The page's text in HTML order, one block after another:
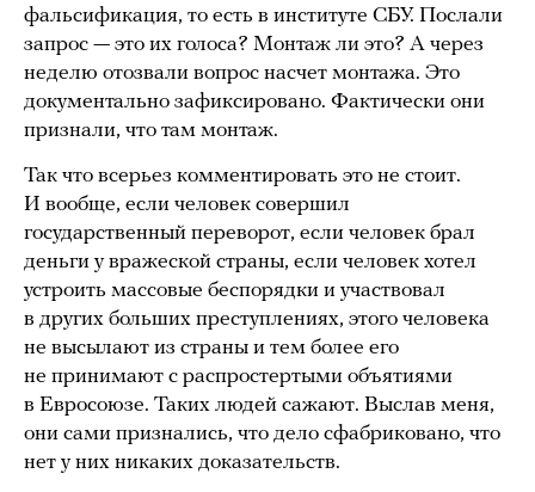
фальсификация, то есть в институте СБУ. Послали
запрос — это их голоса? Монтаж ли это? А через
неделю отозвали вопрос насчет монтажа. Это
документально зафиксировано. Фактически они
признали, что там монтаж.
Так что всерьез комментировать это не стоит.
И вообще, если человек совершил
государственный переворот, если человек брал
деньги у вражеской страны, если человек хотел
устроить массовые беспорядки и участвовал
в других больших преступлениях, этого человека
не высылают из страны и тем более его
не принимают с распростертыми объятиями
в Евросоюзе. Таких людей сажают. Выслав меня,
они сами признались, что дело сфабриковано, что
нет у них никаких доказательств.